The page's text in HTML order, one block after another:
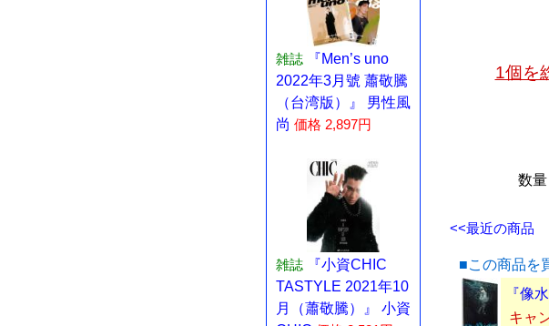
雑誌
『Men’s uno
2022年3月號 蕭敬騰
（台湾版）』 男性風
尚 価格 2,897円
雑誌
『小資CHIC
TASTYLE 2021年10
月（蕭敬騰）』 小資
1個を
数量
<<最近の商品
■この商品を
『像
キャ